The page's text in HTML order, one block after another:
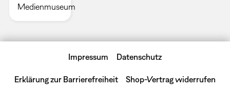
Medienmuseum
Impressum Datenschutz
Erklärung zur Barrierefreiheit Shop-Vertrag widerrufen